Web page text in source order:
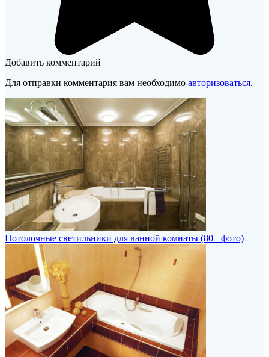
Добавить комментарий
Для отправки комментария вам необходимо авторизоваться.
Потолочные светильники для ванной комнаты (80+ фото)